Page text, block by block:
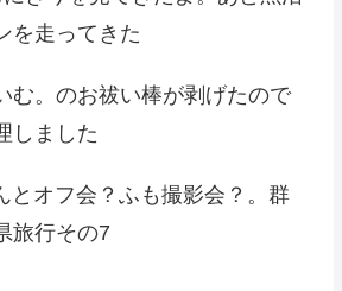
を走ってきた
む。のお祓い棒が剥げたので
しました
とオフ会？ふも撮影会？。群
旅行その7